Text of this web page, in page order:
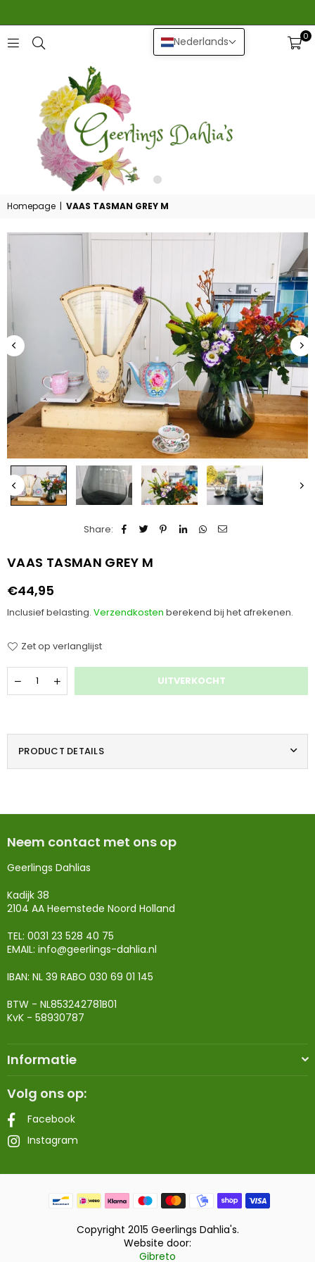
GEERLINGS
0
Homepage | VAAS TASMAN GREY M
Share:
VAAS TASMAN GREY M
Normale
prijs
€44,95
Inclusief belasting. Verzendkosten berekend bij het afrekenen.
Zet op verlanglijst
Hoeveelheid
UITVERKOCHT
PRODUCT DETAILS
Neem contact met ons op
Geerlings Dahlias
Kadijk 38
2104 AA Heemstede Noord Holland
TEL: 0031 23 528 40 75
EMAIL: info@geerlings-dahlia.nl
IBAN: NL 39 RABO 030 69 01 145
BTW - NL853242781B01
KvK - 58930787
Informatie
Volg ons op:
Facebook
Instagram
Copyright 2015 Geerlings Dahlia's.
Website door:
Gibreto
Nederlands